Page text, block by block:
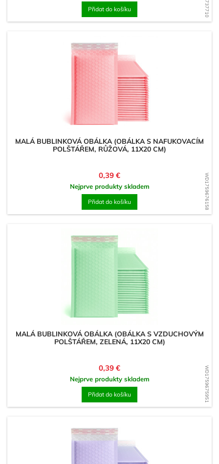
Přidat do košíku
WD1759676158
MALÁ BUBLINKOVÁ OBÁLKA (OBÁLKA S NAFUKOVACÍM
POLŠTÁŘEM, RŮŽOVÁ, 11X20 CM)
Cena
0,39 €
Nejprve produkty skladem
Přidat do košíku
WD1759675951
MALÁ BUBLINKOVÁ OBÁLKA (OBÁLKA S VZDUCHOVÝM
POLŠTÁŘEM, ZELENÁ, 11X20 CM)
Cena
0,39 €
Nejprve produkty skladem
Přidat do košíku